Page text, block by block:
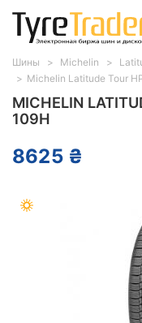
MICHELIN
109H
8625 ₴
Шины Michelin
Michelin Latitude Tour